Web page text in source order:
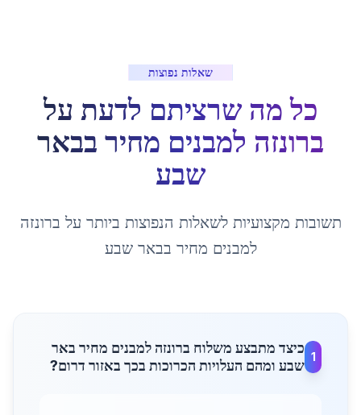
שאלות נפוצות
כל מה שרציתם לדעת על
ברונזה למבנים מחיר בבאר
שבע
תשובות מקצועיות לשאלות הנפוצות ביותר על ברונזה
למבנים מחיר בבאר שבע
1
כיצד מתבצע משלוח ברונזה למבנים מחיר באר
שבע ומהם העלויות הכרוכות בכך באזור דרום?